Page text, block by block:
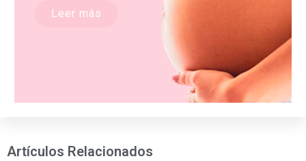
Leer más
Artículos Relacionados